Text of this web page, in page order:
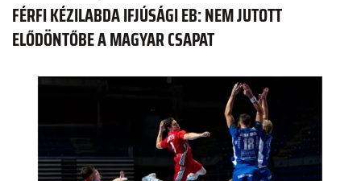
FÉRFI KÉZILABDA IFJÚSÁGI EB: NEM JUTOTT
ELŐDÖNTŐBE A MAGYAR CSAPAT